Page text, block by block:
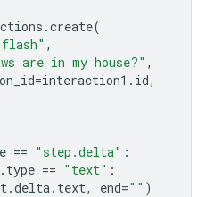
.create(
,
are in my house?" ,
=interaction1 . id,
== "step.delta" :
. type == "text" :
.delta. text, end="" )